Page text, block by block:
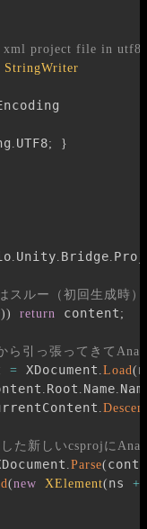
xml project file in utf8
StringWriter
UTF8;
}
Unity Bridge
スルー（初回生成時）
)) return content ;
ら引っ張ってきて
= XDocument Load (
Root Name
た新しいcsprojに
Parse(
(new XElement( ns +